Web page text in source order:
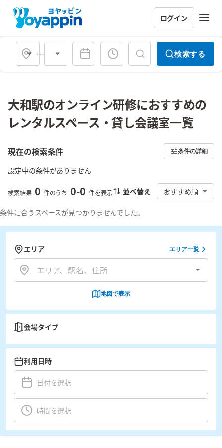
ログイン
会場タイプ 検索する
大和駅のオンライン研修におすすめの
レンタルスペース・貸し会議室一覧
現在の検索条件 条件の詳細
設定中の条件がありません
検索結果 0 件のうち 0-0 件を表示 並べ替え おすすめ順
条件に合うスペースが見つかりませんでした。
エリア エリア一覧
地図で表示
会場タイプ
利用日時